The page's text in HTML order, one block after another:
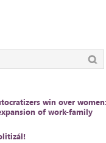
win over
of work-family